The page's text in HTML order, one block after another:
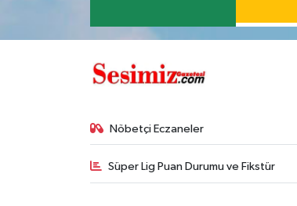
Nöbetçi Eczaneler
Süper Lig Puan Durumu ve Fikstür